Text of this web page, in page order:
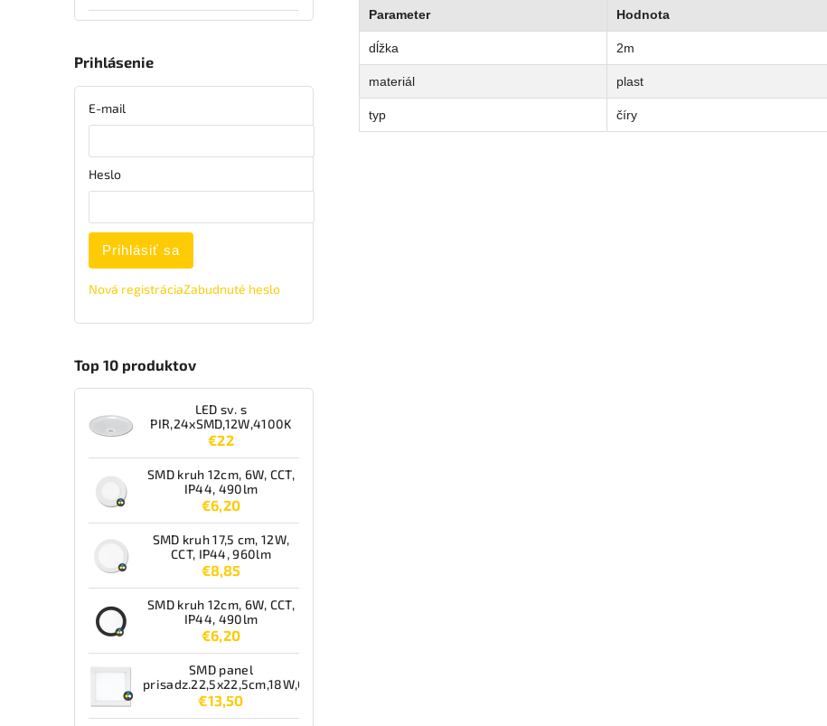
Prihlásenie
E-mail
Heslo
Prihlásiť sa
Nová registráciaZabudnuté heslo
Top 10 produktov
LED sv. s
PIR,24xSMD,12W,4100K
€22
SMD kruh 12cm, 6W, CCT,
IP44, 490lm
€6,20
SMD kruh 17,5 cm, 12W,
CCT, IP44, 960lm
€8,85
SMD kruh 12cm, 6W, CCT,
IP44, 490lm
€6,20
SMD panel
prisadz.22,5x22,5cm,18W,CCT,IP44,1550lm
€13,50
Parameter Hodnota
dĺžka 2m
materiál plast
typ číry